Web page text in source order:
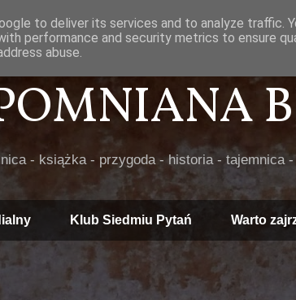
- książka - przygoda - historia -
Klub Siedmiu Pytań Warto
to deliver its services and to analyze traffic.
performance and security metrics to ensure
abuse.